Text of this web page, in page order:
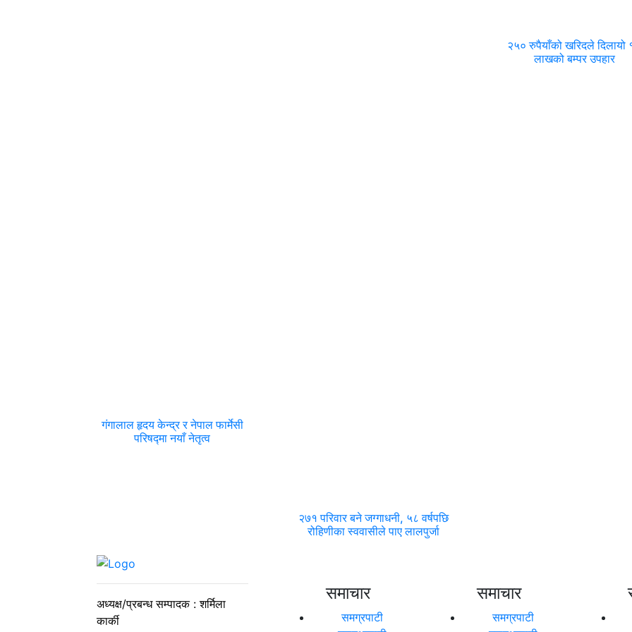
गंगालाल हृदय केन्द्र र नेपाल फार्मेसी
परिषद्मा नयाँ नेतृत्व
२७१ परिवार बने जग्गाधनी, ५८ वर्षपछि
रोहिणीका स्ववासीले पाए लालपुर्जा
२५० रुपैयाँको खरिदले दिलायो
लाखको बम्पर उपहार
अध्यक्ष/प्रबन्ध सम्पादक : शर्मिला
कार्की
समाचार
समग्रपाटी
समाचार
समग्रपाटी